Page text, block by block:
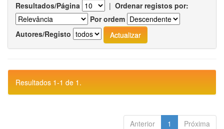
Resultados/Página | Ordenar registos por:
Por ordem
Autores/Registo
Resultados 1-1 de 1.
Anterior 1 Próxima